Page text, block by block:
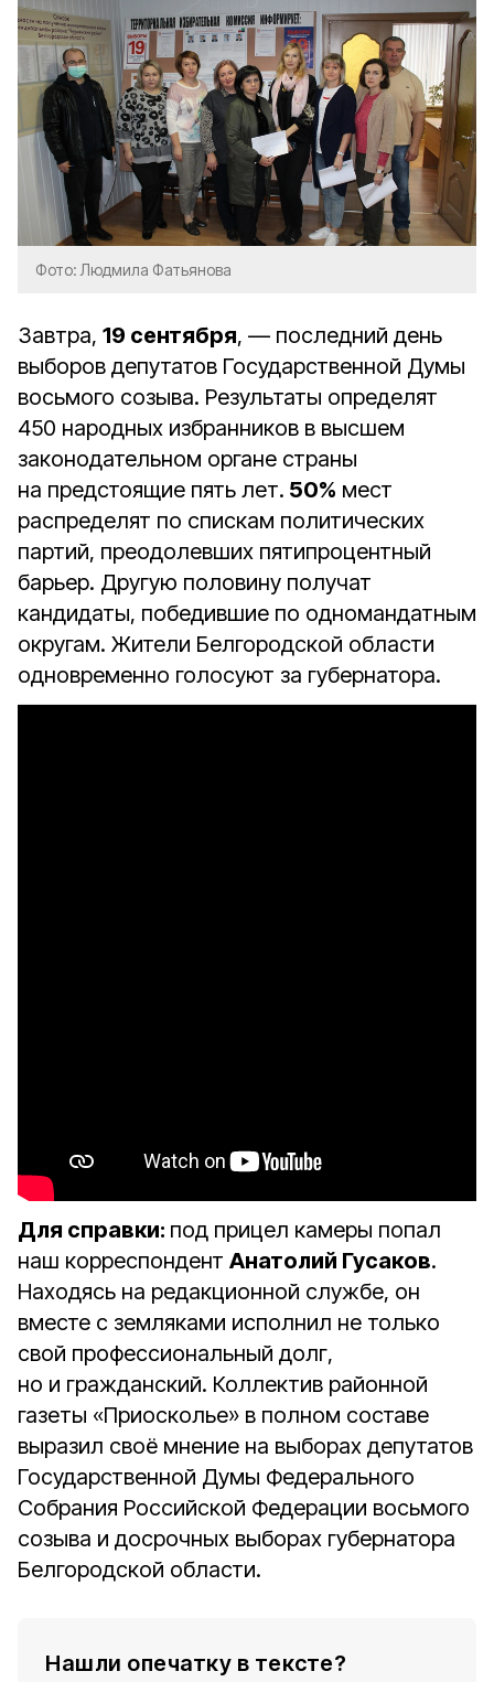
Фото: Людмила Фатьянова
Завтра, 19 сентября, — последний день
выборов депутатов Государственной Думы
восьмого созыва. Результаты определят
450 народных избранников в высшем
законодательном органе страны
на предстоящие пять лет. 50% мест
распределят по спискам политических
партий, преодолевших пятипроцентный
барьер. Другую половину получат
кандидаты, победившие по одномандатным
округам. Жители Белгородской области
одновременно голосуют за губернатора.
Для справки: под прицел камеры попал
наш корреспондент Анатолий Гусаков.
Находясь на редакционной службе, он
вместе с земляками исполнил не только
свой профессиональный долг,
но и гражданский. Коллектив районной
газеты «Приосколье» в полном составе
выразил своё мнение на выборах депутатов
Государственной Думы Федерального
Собрания Российской Федерации восьмого
созыва и досрочных выборах губернатора
Белгородской области.
Нашли опечатку в тексте?